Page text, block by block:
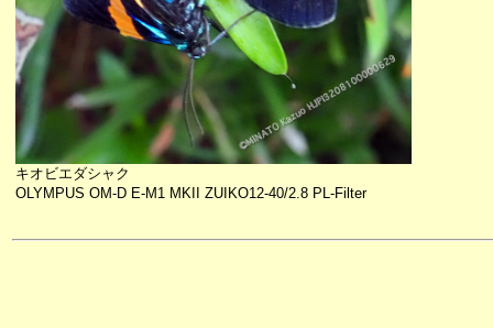
キオビエダシャク
OLYMPUS OM-D E-M1 MKII ZUIKO12-40/2.8 PL-Filter